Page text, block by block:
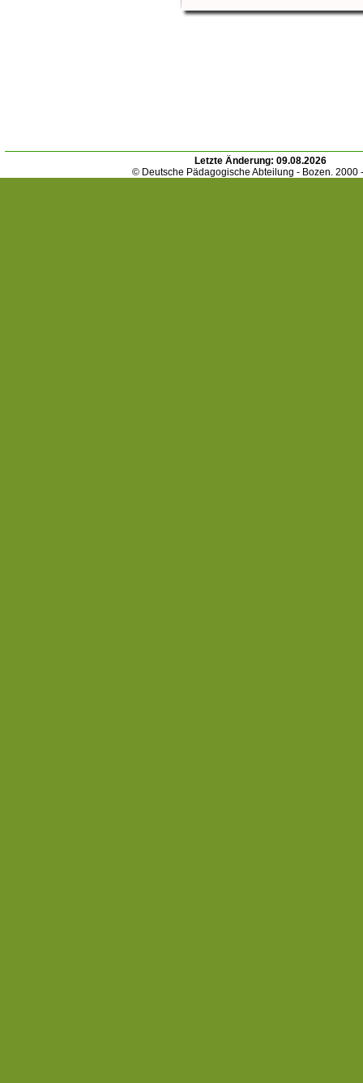
Letzte Änderung: 09.08.2026
© Deutsche Pädagogische Abteilung - Bozen. 2000